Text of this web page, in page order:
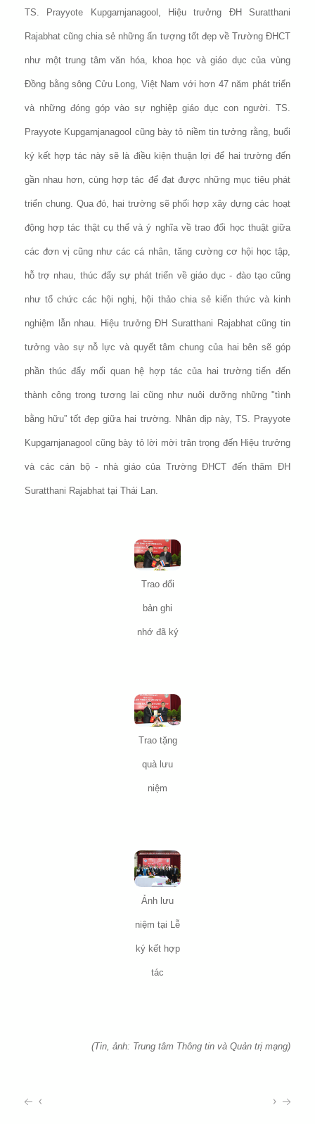
TS. Prayyote Kupgarnjanagool, Hiệu trưởng ĐH Suratthani
Rajabhat cũng chia sẻ những ấn tượng tốt đẹp về Trường ĐHCT
như một trung tâm văn hóa, khoa học và giáo dục của vùng
Đồng bằng sông Cửu Long, Việt Nam với hơn 47 năm phát triển
và những đóng góp vào sự nghiệp giáo dục con người. TS.
Prayyote Kupgarnjanagool cũng bày tỏ niềm tin tưởng rằng, buổi
ký kết hợp tác này sẽ là điều kiện thuận lợi để hai trường đến
gần nhau hơn, cùng hợp tác để đạt được những mục tiêu phát
triển chung. Qua đó, hai trường sẽ phối hợp xây dựng các hoạt
động hợp tác thật cụ thể và ý nghĩa về trao đổi học thuật giữa
các đơn vị cũng như các cá nhân, tăng cường cơ hội học tập,
hỗ trợ nhau, thúc đẩy sự phát triển về giáo dục - đào tạo cũng
như tổ chức các hội nghị, hội thảo chia sẻ kiến thức và kinh
nghiệm lẫn nhau. Hiệu trưởng ĐH Suratthani Rajabhat cũng tin
tưởng vào sự nỗ lực và quyết tâm chung của hai bên sẽ góp
phần thúc đẩy mối quan hệ hợp tác của hai trường tiến đến
thành công trong tương lai cũng như nuôi dưỡng những "tình
bằng hữu” tốt đẹp giữa hai trường. Nhân dịp này, TS. Prayyote
Kupgarnjanagool cũng bày tỏ lời mời trân trọng đến Hiệu trưởng
và các cán bộ - nhà giáo của Trường ĐHCT đến thăm ĐH
Suratthani Rajabhat tại Thái Lan.
Trao đổi
bản ghi
nhớ đã ký
Trao tặng
quà lưu
niệm
Ảnh lưu
niệm tại Lễ
ký kết hợp
tác
(Tin, ảnh: Trung tâm Thông tin và Quản trị mạng)
‹ ›